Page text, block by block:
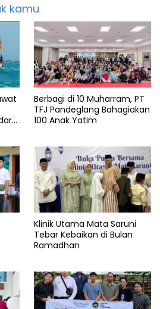
kamu
Berbagi di 10 Muharram, PT
TFJ Pandeglang Bahagiakan
100 Anak Yatim
Klinik Utama Mata Saruni
Tebar Kebaikan di Bulan
Ramadhan